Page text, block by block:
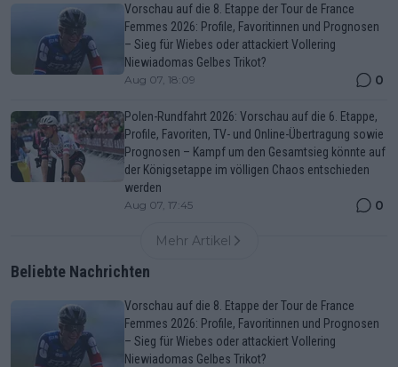
Vorschau auf die 8. Etappe der Tour de France
Femmes 2026: Profile, Favoritinnen und Prognosen
– Sieg für Wiebes oder attackiert Vollering
Niewiadomas Gelbes Trikot?
Aug 07, 18:09 0
Polen-Rundfahrt 2026: Vorschau auf die 6. Etappe,
Profile, Favoriten, TV- und Online-Übertragung sowie
Prognosen – Kampf um den Gesamtsieg könnte auf
der Königsetappe im völligen Chaos entschieden
werden
Aug 07, 17:45 0
Mehr Artikel
Beliebte Nachrichten
Vorschau auf die 8. Etappe der Tour de France
Femmes 2026: Profile, Favoritinnen und Prognosen
– Sieg für Wiebes oder attackiert Vollering
Niewiadomas Gelbes Trikot?